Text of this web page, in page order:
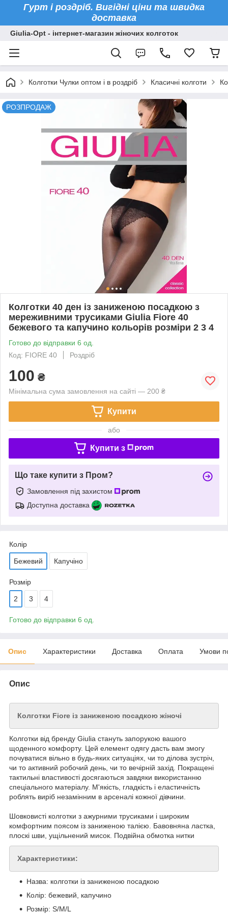
Гурт і роздріб. Вигідні ціни та швидка
доставка
Giulia-Opt - інтернет-магазин жіночих колготок
Колготки Чулки оптом і в роздріб Класичні колготи
РОЗПРОДАЖ
Колготки 40 ден із заниженою посадкою з
мереживними трусиками Giulia Fiore 40
бежевого та капучино кольорів розміри 2 3 4
Готово до відправки 6 од.
Код: FIORE 40
Роздріб
100 ₴
Мінімальна сума замовлення на сайті — 200 ₴
Купити
або
Купити з
Що таке купити з Пром?
Замовлення під захистом
Доступна доставка
Колір
Бежевий Капучіно
Розмір
2 3 4
Готово до відправки 6 од.
Опис Характеристики Доставка Оплата Умови
Опис
Колготки Fiore із заниженою посадкою жіночі
Колготки від бренду Giulia стануть запорукою вашого
щоденного комфорту. Цей елемент одягу дасть вам змогу
почуватися вільно в будь-яких ситуаціях, чи то ділова зустріч,
чи то активний робочий день, чи то вечірній захід. Покращені
тактильні властивості досягаються завдяки використанню
спеціального матеріалу. М'якість, гладкість і еластичність
роблять виріб незамінним в арсеналі кожної дівчини.
Шовковисті колготки з ажурними трусиками і широким
комфортним поясом із заниженою талією. Бавовняна ластка,
плоскі шви, ущільнений мисок. Подвійна обмотка нитки
Характеристики:
Назва: колготки із заниженою посадкою
Колір: бежевий, капучино
Розмір: S/M/L